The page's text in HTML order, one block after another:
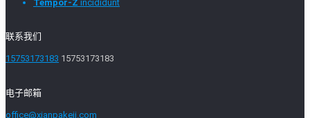
Tempor-Z incididunt
联系我们
15753173183 15753173183
电子邮箱
office@xianpakeji.com